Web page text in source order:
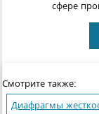
сфере
Смотрите также:
Диафрагмы